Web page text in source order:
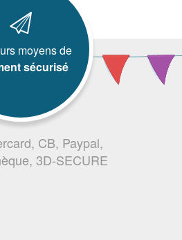
moyens de
sécurisé
CB, Paypal,
3D-SECURE